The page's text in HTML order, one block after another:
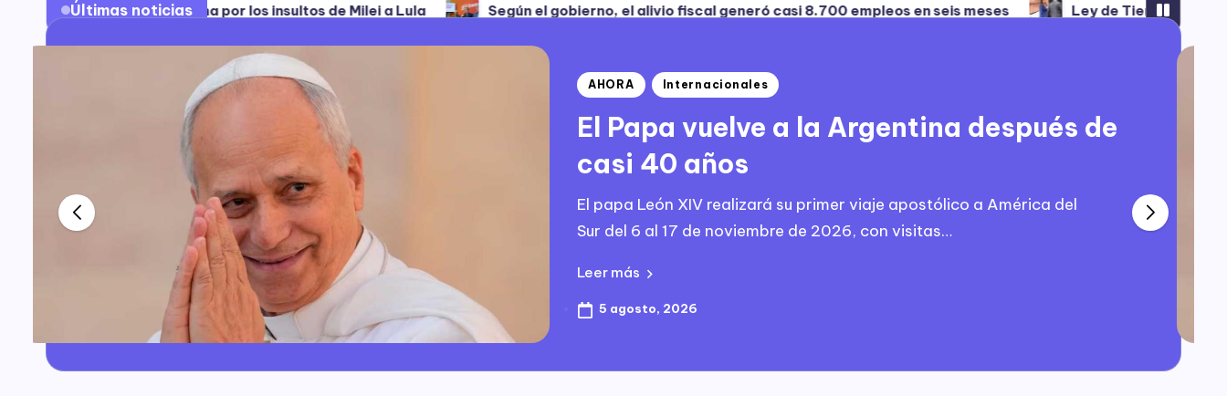
Últimas noticias
por los insultos de Milei a Lula Según el gobierno, el alivio fiscal generó casi 8.700 empleos en seis meses
Ley de Tierras: tensión en el Gobierno
por los insultos de Milei a Lula
Según el gobierno, el alivio fiscal generó casi 8.700 empleos en seis meses Ley de Tierras: tensión en el Gobierno
AHORA Internacionales
El Papa vuelve a la Argentina después de
casi 40 años
El papa León XIV realizará su primer viaje apostólico a América del
Sur del 6 al 17 de noviembre de 2026, con visitas…
Leer más
5 agosto, 2026